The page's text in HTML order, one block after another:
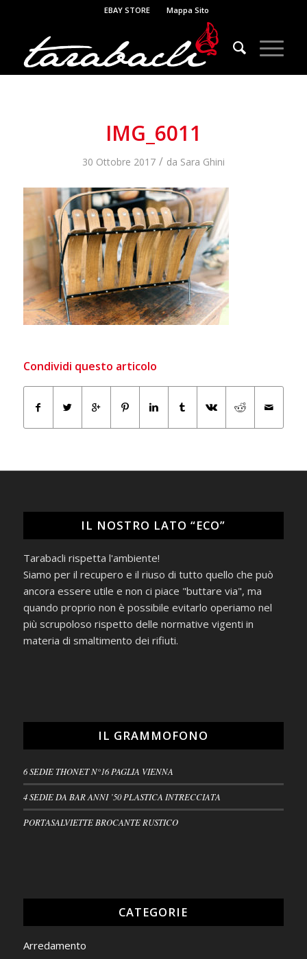
EBAY STORE Mappa Sito
IMG_6011
30 Ottobre 2017 / da Sara Ghini
Condividi questo articolo
IL NOSTRO LATO “ECO”
Tarabacli rispetta l'ambiente!
Siamo per il recupero e il riuso di tutto quello che può
ancora essere utile e non ci piace "buttare via", ma
quando proprio non è possibile evitarlo operiamo nel
più scrupoloso rispetto delle normative vigenti in
materia di smaltimento dei rifiuti.
IL GRAMMOFONO
6 SEDIE THONET N°16 PAGLIA VIENNA
4 SEDIE DA BAR ANNI ’50 PLASTICA INTRECCIATA
PORTASALVIETTE BROCANTE RUSTICO
CATEGORIE
Arredamento